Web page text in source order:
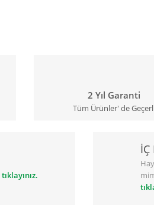
2 Yıl Garanti
Tüm Ürünler' de
tıklayınız.
İÇ